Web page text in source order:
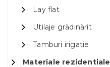
Lay flat
Utilaje grădinărit
Tamburi irigatie
Materiale rezidentiale